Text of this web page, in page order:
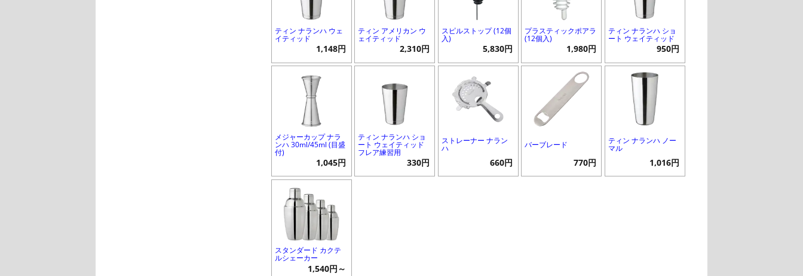
ティン ナランハ ウェ
イティッド
1,148円
ティン アメリカン ウ
ェイティッド
2,310円
スピルストップ (12個
入)
5,830円
プラスティックポアラ
(12個入)
1,980円
ティン ナランハ ショ
ート ウェイティッド
950円
メジャーカップ ナラ
ンハ 30ml/45ml (目盛
付)
1,045円
ティン ナランハ ショ
ート ウェイティッド
フレア練習用
330円
ストレーナー ナラン
ハ
660円
バーブレード
770円
ティン ナランハ ノー
マル
1,016円
スタンダード カクテ
ルシェーカー
1,540円～